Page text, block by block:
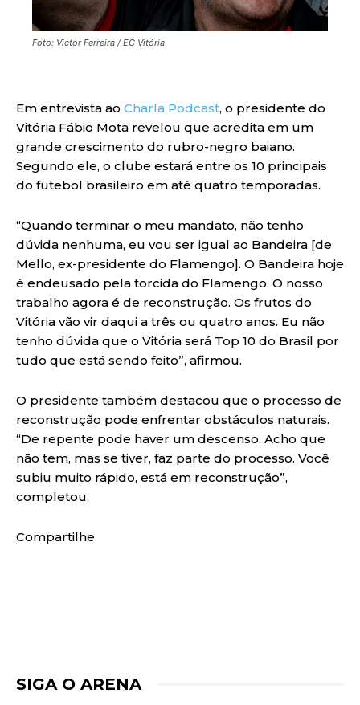
Foto: Victor Ferreira / EC Vitória
Em entrevista ao Charla Podcast, o presidente do
Vitória Fábio Mota revelou que acredita em um
grande crescimento do rubro-negro baiano.
Segundo ele, o clube estará entre os 10 principais
do futebol brasileiro em até quatro temporadas.
“Quando terminar o meu mandato, não tenho
dúvida nenhuma, eu vou ser igual ao Bandeira [de
Mello, ex-presidente do Flamengo]. O Bandeira hoje
é endeusado pela torcida do Flamengo. O nosso
trabalho agora é de reconstrução. Os frutos do
Vitória vão vir daqui a três ou quatro anos. Eu não
tenho dúvida que o Vitória será Top 10 do Brasil por
tudo que está sendo feito”, afirmou.
O presidente também destacou que o processo de
reconstrução pode enfrentar obstáculos naturais.
“De repente pode haver um descenso. Acho que
não tem, mas se tiver, faz parte do processo. Você
subiu muito rápido, está em reconstrução”,
completou.
Compartilhe
SIGA O ARENA